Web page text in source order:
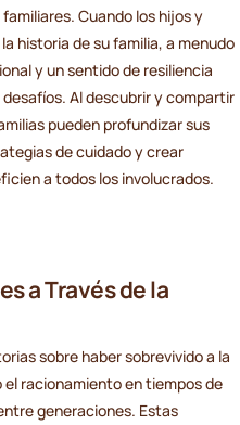
Cuando los hijos y
historia de su familia, a menudo
y un sentido de resiliencia
Al descubrir y compartir
pueden profundizar sus
de cuidado y crear
a todos los involucrados.
a Través de la
sobre haber sobrevivido a la
racionamiento en tiempos de
generaciones. Estas